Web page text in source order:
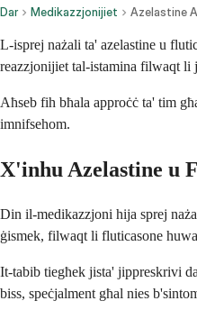
Dar Medikazzjonijiet Azelastine
L-isprej nażali ta' azelastine u
reazzjonijiet tal-istamina filwaqt li
Aħseb fih bħala approċċ ta' tim
imnifsehom.
X'inhu Azelastine u
Din il-medikazzjoni hija sprej
ġismek, filwaqt li fluticasone
It-tabib tiegħek jista' jippreskrivi
biss, speċjalment għal nies